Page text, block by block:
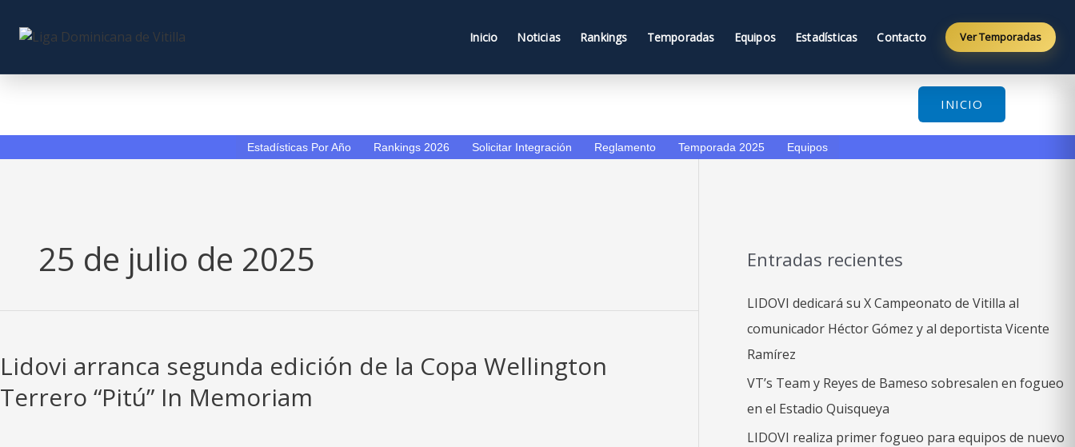
Inicio Noticias Rankings Temporadas Equipos Estadísticas Contacto Ver Temporadas
INICIO
Estadísticas Por Año Rankings 2026 Solicitar Integración Reglamento Temporada 2025 Equipos
25 de julio de 2025
Lidovi arranca segunda edición de la Copa Wellington
Terrero “Pitú” In Memoriam
Entradas recientes
LIDOVI dedicará su X Campeonato de Vitilla al
comunicador Héctor Gómez y al deportista Vicente
Ramírez
VT’s Team y Reyes de Bameso sobresalen en fogueo
en el Estadio Quisqueya
LIDOVI realiza primer fogueo para equipos de nuevo